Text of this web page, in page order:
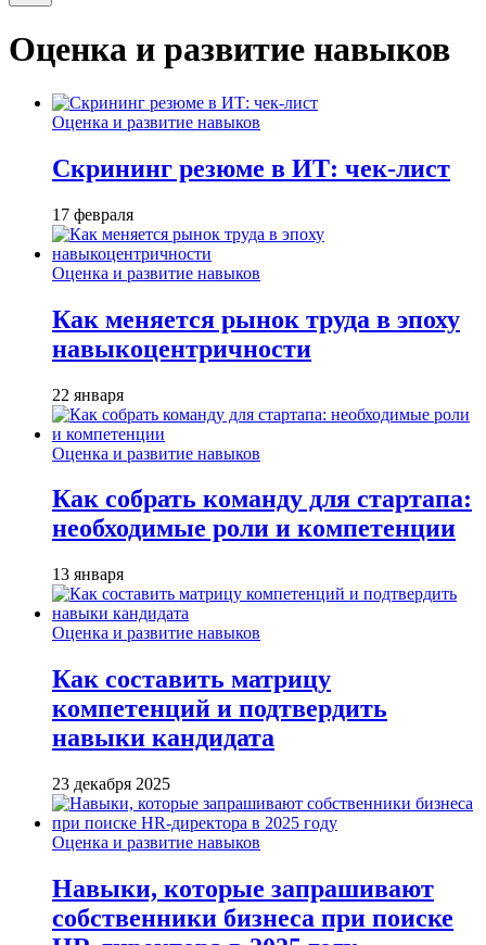
Оценка и развитие навыков
Оценка и развитие навыков
Скрининг резюме в ИТ: чек-лист
17 февраля
Оценка и развитие навыков
Как меняется рынок труда в эпоху
навыкоцентричности
22 января
Оценка и развитие навыков
Как собрать команду для стартапа:
необходимые роли и компетенции
13 января
Оценка и развитие навыков
Как составить матрицу
компетенций и подтвердить
навыки кандидата
23 декабря 2025
Оценка и развитие навыков
Навыки, которые запрашивают
собственники бизнеса при поиске